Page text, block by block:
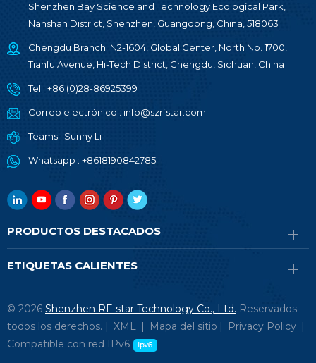
Shenzhen Bay Science and Technology Ecological Park,
Nanshan District, Shenzhen, Guangdong, China, 518063
Chengdu Branch: N2-1604, Global Center, North No. 1700,
Tianfu Avenue, Hi-Tech District, Chengdu, Sichuan, China
Tel : +86 (0)28-86925399
Correo electrónico : info@szrfstar.com
Teams : Sunny Li
Whatsapp : +8618190842785
PRODUCTOS DESTACADOS
ETIQUETAS CALIENTES
© 2026 Shenzhen RF-star Technology Co., Ltd. Reservados
todos los derechos. | XML | Mapa del sitio | Privacy Policy |
Compatible con red IPv6